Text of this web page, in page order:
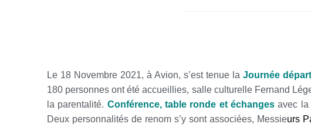
Le 18 Novembre 2021, à Avion, s’est tenue la Journée
180 personnes ont été accueillies, salle culturelle Fernand
la parentalité. Conférence, table ronde et échanges avec la
Deux personnalités de renom s’y sont associées, Messieurs